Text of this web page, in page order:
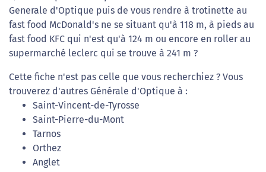
Generale d'Optique puis de vous rendre à trotinette au
fast food McDonald's ne se situant qu'à 118 m, à pieds au
fast food KFC qui n'est qu'à 124 m ou encore en roller au
supermarché leclerc qui se trouve à 241 m ?
Cette fiche n'est pas celle que vous recherchiez ? Vous
trouverez d'autres Générale d'Optique à :
Saint-Vincent-de-Tyrosse
Saint-Pierre-du-Mont
Tarnos
Orthez
Anglet